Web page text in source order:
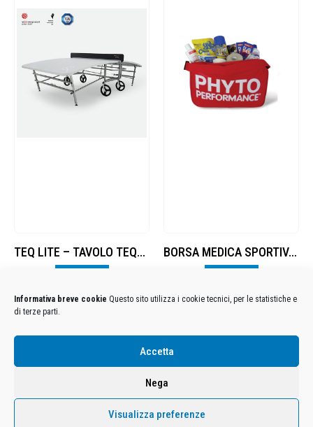
Informativa breve cookie Questo sito utilizza i cookie tecnici, per le statistiche e
di terze parti.
Accetta
Nega
Visualizza preferenze
TEQ LITE – TAVOLO TEQBALL BORSA MEDICA SPORTIVA 2 pezzi
Condizioni Generali di Utilizzo-Cookies-Privacy
Euro 12.500.000 i.v. - C.F. e Iscr. Reg. Imp. Monza e Brianza 02137480964 - R.E.A. MB-1370021 -
P.IVA. 11005760159 - Direzione e coordinamento art. 2497 C.C. DECATHLON SA, Villeneuve